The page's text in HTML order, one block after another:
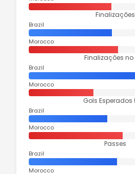
Finalizações
Brazil
Morocco
Finalizações no
Brazil
Morocco
Gols Esperados
Brazil
Morocco
Passes
Brazil
Morocco